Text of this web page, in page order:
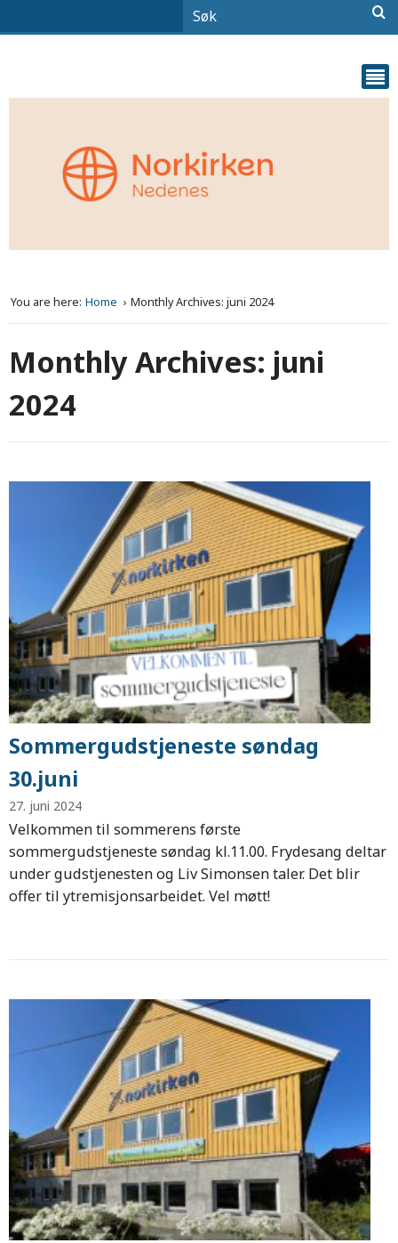
You are here: Home Monthly Archives: juni 2024
Monthly Archives: juni
2024
Sommergudstjeneste søndag
30.juni
27. juni 2024
Velkommen til sommerens første
sommergudstjeneste søndag kl.11.00. Frydesang deltar
under gudstjenesten og Liv Simonsen taler. Det blir
offer til ytremisjonsarbeidet. Vel møtt!